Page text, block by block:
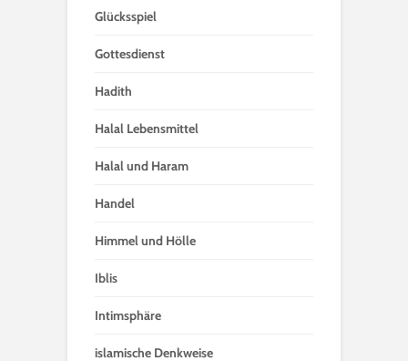
Glücksspiel
Gottesdienst
Hadith
Halal Lebensmittel
Halal und Haram
Handel
Himmel und Hölle
Iblis
Intimsphäre
islamische Denkweise